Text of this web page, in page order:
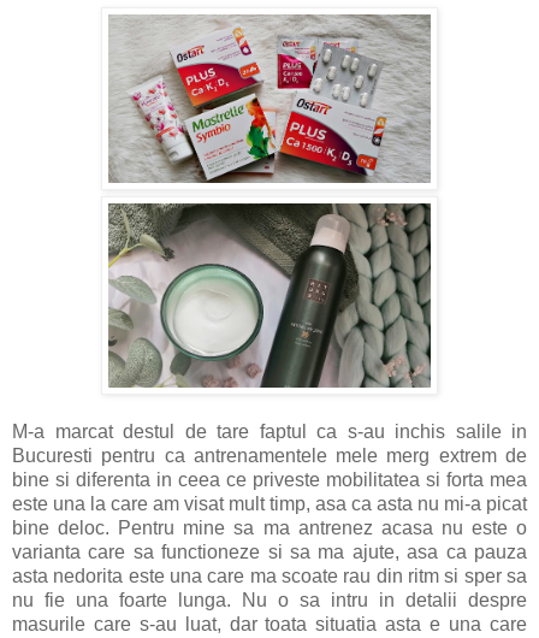
M-a marcat destul de tare faptul ca s-au inchis salile in
Bucuresti pentru ca antrenamentele mele merg extrem de
bine si diferenta in ceea ce priveste mobilitatea si forta mea
este una la care am visat mult timp, asa ca asta nu mi-a picat
bine deloc. Pentru mine sa ma antrenez acasa nu este o
varianta care sa functioneze si sa ma ajute, asa ca pauza
asta nedorita este una care ma scoate rau din ritm si sper sa
nu fie una foarte lunga. Nu o sa intru in detalii despre
masurile care s-au luat, dar toata situatia asta e una care